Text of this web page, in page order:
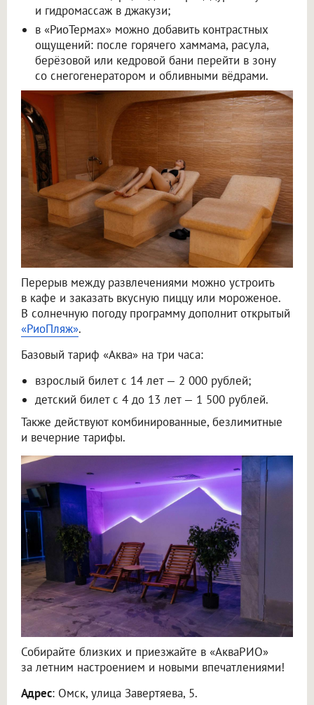
и гидромассаж в джакузи;
в «РиоТермах» можно добавить контрастных
ощущений: после горячего хаммама, расула,
берёзовой или кедровой бани перейти в зону
со снегогенератором и обливными вёдрами.
Перерыв между развлечениями можно устроить
в кафе и заказать вкусную пиццу или мороженое.
В солнечную погоду программу дополнит открытый
«РиоПляж».
Базовый тариф «Аква» на три часа:
взрослый билет с 14 лет — 2 000 рублей;
детский билет с 4 до 13 лет — 1 500 рублей.
Также действуют комбинированные, безлимитные
и вечерние тарифы.
Собирайте близких и приезжайте в «АкваРИО»
за летним настроением и новыми впечатлениями!
Адрес: Омск, улица Завертяева, 5.